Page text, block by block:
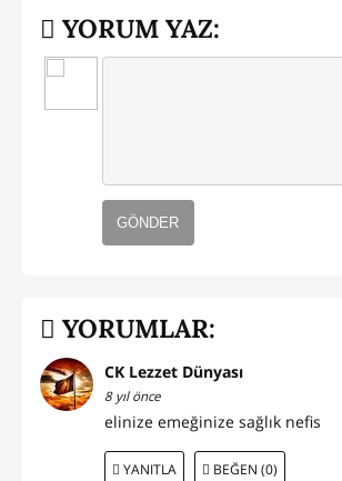
YORUM YAZ:
GÖNDER
YORUMLAR:
CK Lezzet Dünyası
8 yıl önce
elinize emeğinize sağlık nefis
YANITLA BEĞEN (0)